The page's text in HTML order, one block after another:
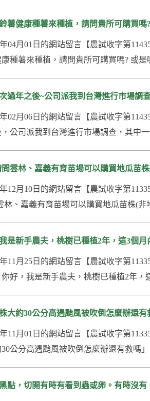
薯健康種薯來種植，請問貴所可購買
04月01日的網站留言【農試收字第
種薯來種植，請問貴所可購買嗎? 或
過年之後~公司派我到台灣進行市場
02月06日的網站留言【農試收字第
公司派我到台灣進行市場調查，其中
問雲林、嘉義有育苗場可以購買地瓜苗
12月10日的網站留言【農試收字第
林、嘉義有育苗場可以購買地瓜苗株(
是新手農夫，桃樹已種植2年，這3個
11月25日的網站留言【農試收字第
好，我是新手農夫，桃樹已種植2年
大約30公分高遇颱風被吹倒怎麼辦還有
11月01日的網站留言【農試收字第
公分高遇颱風被吹倒怎麼辦還有救嗎
點，切開有時有看到蟲或卵。有時沒